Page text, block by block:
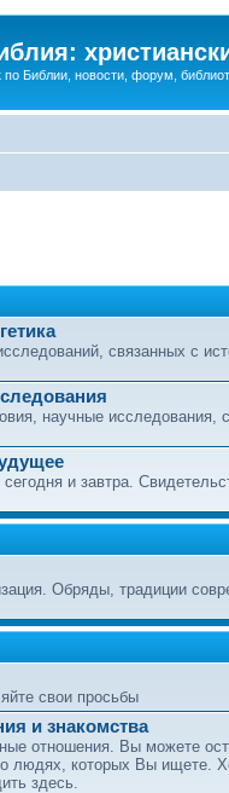
по Библии, новости, форум,
связанных с
научные исследования,
и завтра.
Обряды, традиции
свои просьбы
и знакомства
отношения. Вы можете
людях, которых Вы ищете.
здесь.